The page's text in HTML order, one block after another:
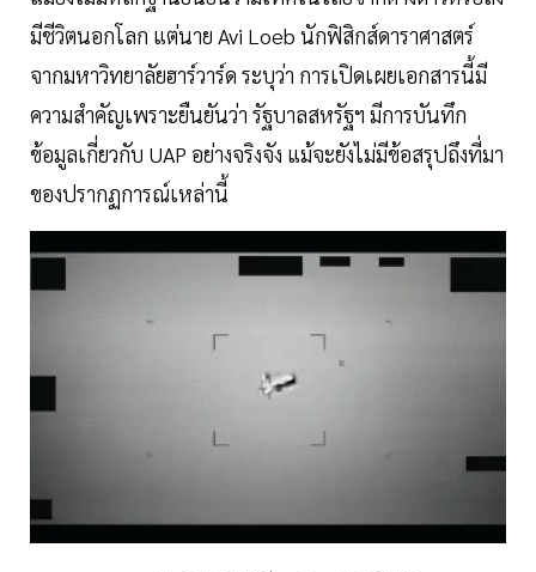
มีชีวิตนอกโลก แต่นาย Avi Loeb นักฟิสิกส์ดาราศาสตร์
จากมหาวิทยาลัยฮาร์วาร์ด ระบุว่า การเปิดเผยเอกสารนี้มี
ความสำคัญเพราะยืนยันว่า รัฐบาลสหรัฐฯ มีการบันทึก
ข้อมูลเกี่ยวกับ UAP อย่างจริงจัง แม้จะยังไม่มีข้อสรุปถึงที่มา
ของปรากฏการณ์เหล่านี้